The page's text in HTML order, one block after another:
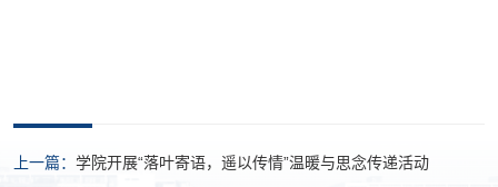
上一篇： 学院开展“落叶寄语，遥以传情”温暖与思念传递活动